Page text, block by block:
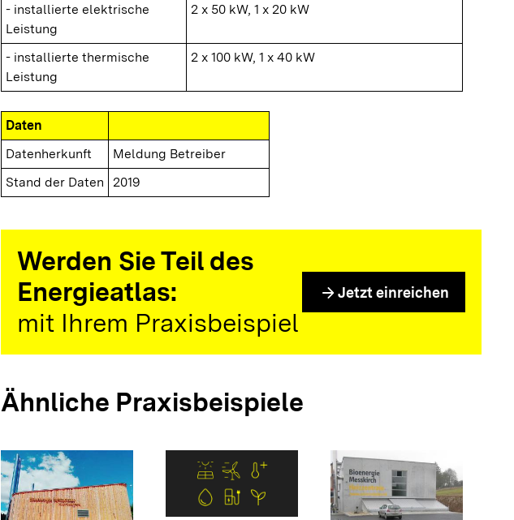
- installierte elektrische
Leistung
2 x 50 kW, 1 x 20 kW
- installierte thermische
Leistung
2 x 100 kW, 1 x 40 kW
Daten
Datenherkunft
Meldung Betreiber
Stand der Daten
2019
Werden Sie Teil des
Energieatlas:
mit Ihrem Praxisbeispiel
arrow_forward Jetzt einreichen
Ähnliche Praxisbeispiele